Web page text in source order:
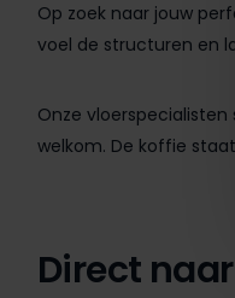
Op zoek naar jouw
voel de structuren en
Onze
welkom. De koffie staat
Direct